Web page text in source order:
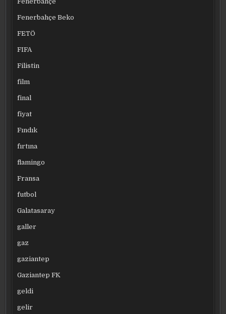
Fenerbahçe Beko
FETÖ
FIFA
Filistin
film
final
fiyat
Fındık
fırtına
flamingo
Fransa
futbol
Galatasaray
galler
gaz
gaziantep
Gaziantep FK
geldi
gelir